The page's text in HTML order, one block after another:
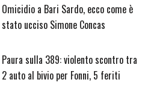
Omicidio a Bari Sardo, ecco come è
stato ucciso Simone Concas
Paura sulla 389: violento scontro tra
2 auto al bivio per Fonni, 5 feriti